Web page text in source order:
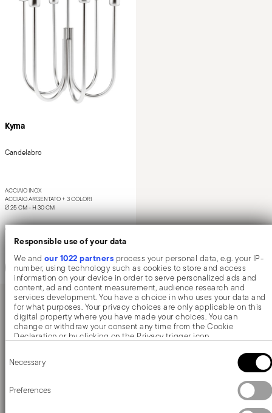
Responsible use of your data
We and our 1022 partnersprocess your personal data, e.g. your IP-
number, using technology such as cookies to store and access
information on your device in order to serve personalized ads and
content, ad and content measurement, audience research and
services development. You have a choice in who uses your data and
for what purposes. Your privacy choices are only applicable on this
digital property where you have made your choices. You can
change or withdraw your consent any time from the Cookie
Declaration or by clicking on the Privacy trigger icon.
Collect information about your geographical location which
Identify your device by actively scanning it for specific
characteristics (fingerprinting)
Find out more about how your personal data is processed and set
Selection
Necessary
Preferences
Kyma
Candelabro
ACCIAIO INOX
ACCIAIO ARGENTATO + 3 COLORI
Ø 25 CM - H 30 CM
€ 569,90
Aggiungi
Hai visto 3 di 3 prodotti
fanno parte delle
per la casa Sambonet